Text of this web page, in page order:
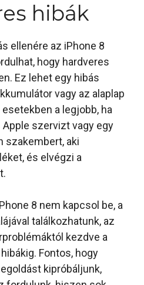
hibák
ellenére az iPhone 8
hogy hardveres
Ez lehet egy hibás
vagy az alaplap
a legjobb, ha
szervizt vagy egy
szakembert, aki
és elvégzi a
8 nem kapcsol be, a
találkozhatunk, az
kezdve a
Fontos, hogy
kipróbáljunk,